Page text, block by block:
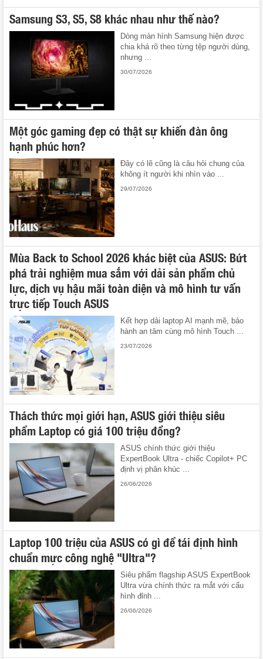
Samsung S3, S5, S8 khác nhau như thế nào?
Dòng màn hình Samsung hiện được
chia khá rõ theo từng tệp người dùng,
nhưng ...
30/07/2026
Một góc gaming đẹp có thật sự khiến đàn ông
hạnh phúc hơn?
Đây có lẽ cũng là câu hỏi chung của
không ít người khi nhìn vào ...
29/07/2026
Mùa Back to School 2026 khác biệt của ASUS: Bứt
phá trải nghiệm mua sắm với dải sản phẩm chủ
lực, dịch vụ hậu mãi toàn diện và mô hình tư vấn
trực tiếp Touch ASUS
Kết hợp dải laptop AI mạnh mẽ, bảo
hành an tâm cùng mô hình Touch ...
23/07/2026
Thách thức mọi giới hạn, ASUS giới thiệu siêu
phẩm Laptop có giá 100 triệu đồng?
ASUS chính thức giới thiệu
ExpertBook Ultra - chiếc Copilot+ PC
định vị phân khúc ...
26/06/2026
Laptop 100 triệu của ASUS có gì để tái định hình
chuẩn mực công nghệ "Ultra"?
Siêu phẩm flagship ASUS ExpertBook
Ultra vừa chính thức ra mắt với cấu
hình đỉnh ...
26/06/2026